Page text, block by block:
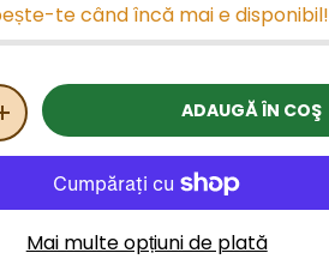
te când încă mai e disponibil!
MĂRIȚI CANTITATEA ADAUGĂ ÎN COŞ
Mai multe opțiuni de plată